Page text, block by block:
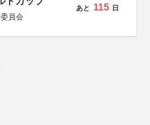
員会
あと 115 日